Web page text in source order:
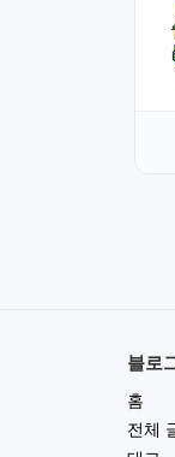
블로
홈
전체